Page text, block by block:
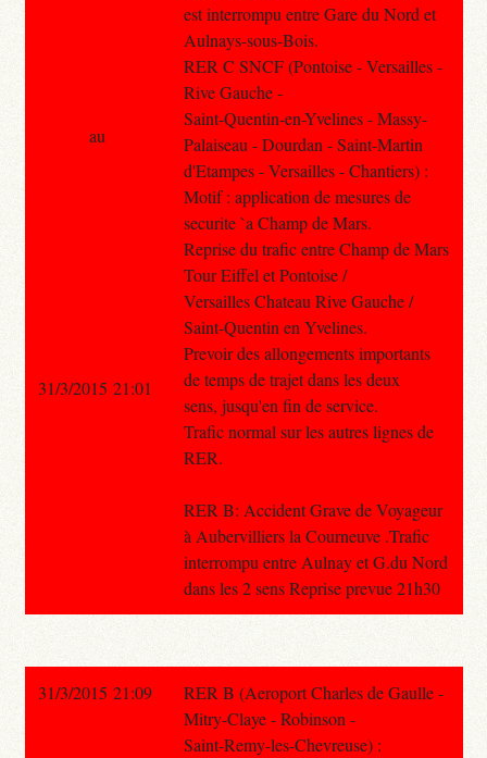
est interrompu entre Gare du Nord et
Aulnays-sous-Bois.
RER C SNCF (Pontoise - Versailles -
Rive Gauche -
Saint-Quentin-en-Yvelines - Massy-
Palaiseau - Dourdan - Saint-Martin
d'Etampes - Versailles - Chantiers) :
Motif : application de mesures de
securite `a Champ de Mars.
Reprise du trafic entre Champ de Mars
Tour Eiffel et Pontoise /
Versailles Chateau Rive Gauche /
Saint-Quentin en Yvelines.
Prevoir des allongements importants
de temps de trajet dans les deux
sens, jusqu'en fin de service.
Trafic normal sur les autres lignes de
RER.
RER B: Accident Grave de Voyageur
à Aubervilliers la Courneuve .Trafic
interrompu entre Aulnay et G.du Nord
dans les 2 sens Reprise prevue 21h30
au
31/3/2015 21:01
31/3/2015 21:09
RER B (Aeroport Charles de Gaulle -
Mitry-Claye - Robinson -
Saint-Remy-les-Chevreuse) :